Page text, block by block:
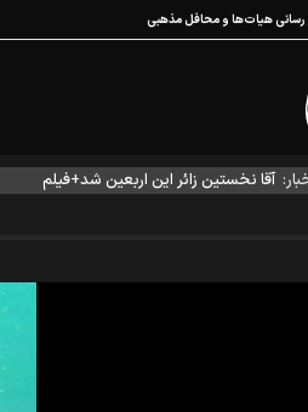
رسانی هیات‌ها و محافل مذهبی
آقا نخستین زائر این اربعین شد+فیلم